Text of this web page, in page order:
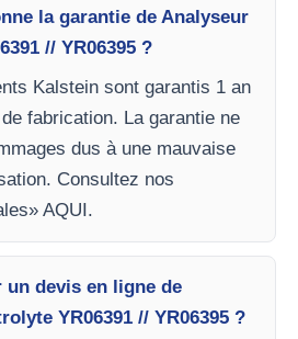
la garantie de Analyseur
// YR06395 ?
Kalstein sont garantis 1 an
fabrication. La garantie ne
dus à une mauvaise
Consultez nos
AQUI.
un devis en ligne de
YR06391 // YR06395 ?